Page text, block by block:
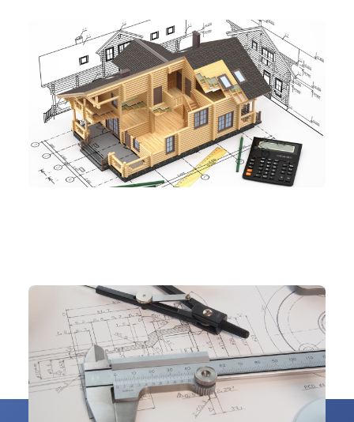
建築設備とCAD
設計 #図面管理#製図
機械設計とCAD
#図面管理#意匠#機械#製図